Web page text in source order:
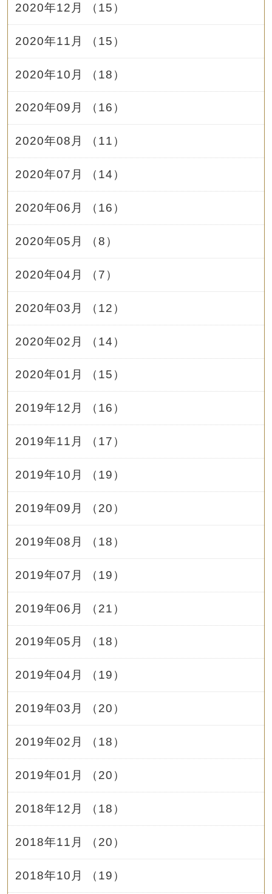
2020年12月 （15）
2020年11月 （15）
2020年10月 （18）
2020年09月 （16）
2020年08月 （11）
2020年07月 （14）
2020年06月 （16）
2020年05月 （8）
2020年04月 （7）
2020年03月 （12）
2020年02月 （14）
2020年01月 （15）
2019年12月 （16）
2019年11月 （17）
2019年10月 （19）
2019年09月 （20）
2019年08月 （18）
2019年07月 （19）
2019年06月 （21）
2019年05月 （18）
2019年04月 （19）
2019年03月 （20）
2019年02月 （18）
2019年01月 （20）
2018年12月 （18）
2018年11月 （20）
2018年10月 （19）